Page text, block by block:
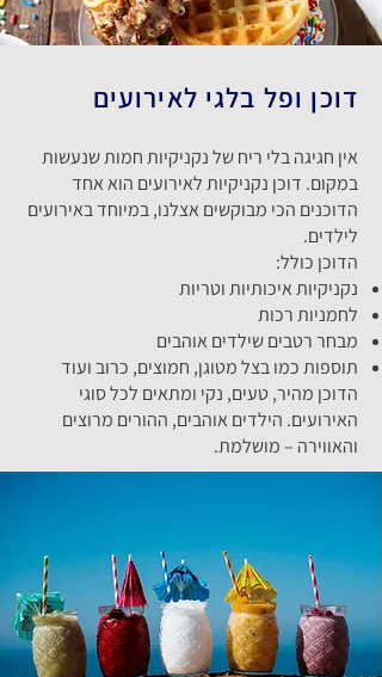
דוכן ופל בלגי לאירועים
אין חגיגה בלי ריח של נקניקיות חמות שנעשות
במקום. דוכן נקניקיות לאירועים הוא אחד
הדוכנים הכי מבוקשים אצלנו, במיוחד באירועים
לילדים.
הדוכן כולל:
נקניקיות איכותיות וטריות
לחמניות רכות
מבחר רטבים שילדים אוהבים
תוספות כמו בצל מטוגן, חמוצים, כרוב ועוד
הדוכן מהיר, טעים, נקי ומתאים לכל סוגי
האירועים. הילדים אוהבים, ההורים מרוצים
והאווירה – מושלמת.